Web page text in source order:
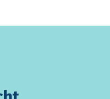
Kruibeke-Zwijndrecht